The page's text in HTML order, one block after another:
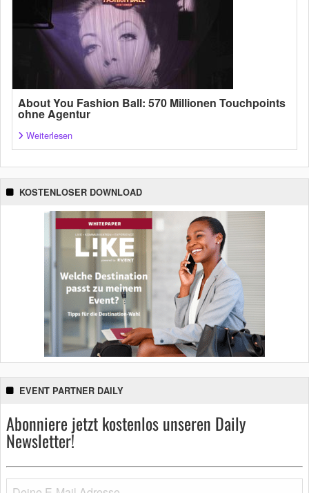
About You Fashion Ball: 570 Millionen Touchpoints
ohne Agentur
Weiterlesen
KOSTENLOSER DOWNLOAD
EVENT PARTNER DAILY
Abonniere jetzt kostenlos unseren Daily
Newsletter!